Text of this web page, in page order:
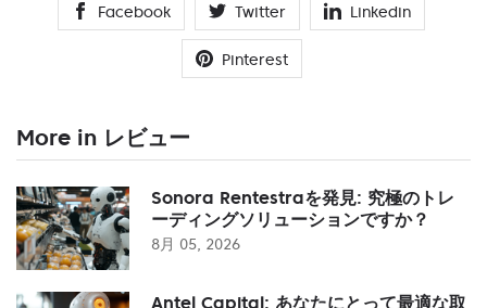
Facebook Twitter Linkedin
Pinterest
More in レビュー
Sonora Rentestraを発見: 究極のトレ
ーディングソリューションですか？
8月 05, 2026
Antel Capital: あなたにとって最適な取